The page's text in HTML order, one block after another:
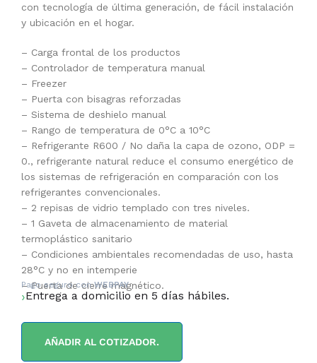
con tecnología de última generación, de fácil instalación
y ubicación en el hogar.
– Carga frontal de los productos
– Controlador de temperatura manual
– Freezer
– Puerta con bisagras reforzadas
– Sistema de deshielo manual
– Rango de temperatura de 0°C a 10°C
– Refrigerante R600 / No daña la capa de ozono, ODP =
0., refrigerante natural reduce el consumo energético de
los sistemas de refrigeración en comparación con los
refrigerantes convencionales.
– 2 repisas de vidrio templado con tres niveles.
– 1 Gaveta de almacenamiento de material
termoplástico sanitario
– Condiciones ambientales recomendadas de uso, hasta
28°C y no en intemperie
– Puerta de cierre magnético.
Pago seguro conWEBPAY
Entrega a domicilio en 5 días hábiles.
AÑADIR AL COTIZADOR.